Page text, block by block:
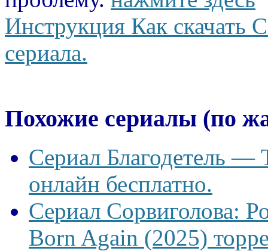
Инструкция Как скачать
сериала.
Похожие сериалы (по
Сериал Благодетель —
онлайн бесплатно.
Сериал Сорвиголова:
Born Again (2025)